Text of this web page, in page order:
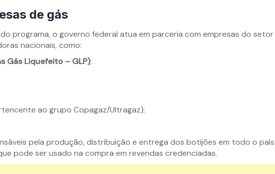
de gás
programa, o governo federal atua em parceria com empresas do
nacionais, como:
Gás Liquefeito – GLP);
ao grupo Copagaz/Ultragaz);
pela produção, distribuição e entrega dos botijões em todo o
pode ser usado na compra em revendas credenciadas.